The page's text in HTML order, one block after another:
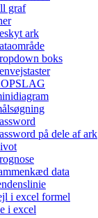
graf
ark
boks
på dele af ark
data
i excel formel
i excel